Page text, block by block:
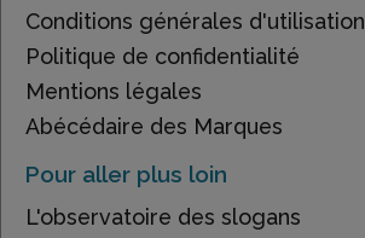
Conditions générales d'utilisation
Politique de confidentialité
Mentions légales
Abécédaire des Marques
Pour aller plus loin
L'observatoire des slogans